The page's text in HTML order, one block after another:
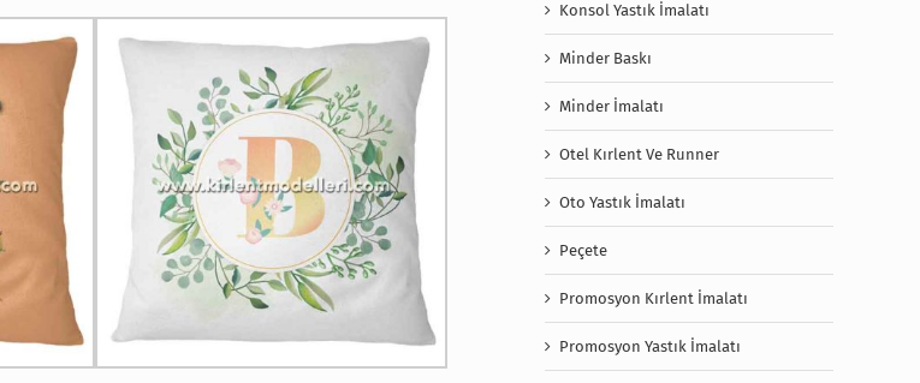
Konsol Yastık İmalatı
Minder Baskı
Minder İmalatı
Otel Kırlent Ve Runner
Oto Yastık İmalatı
Peçete
Promosyon Kırlent İmalatı
Promosyon Yastık İmalatı